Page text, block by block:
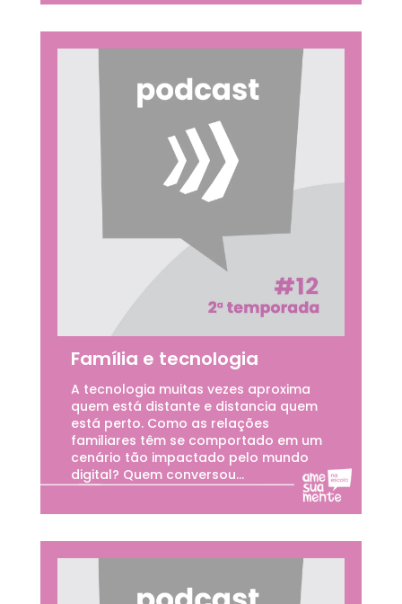
Família e tecnologia
A tecnologia muitas vezes aproxima
quem está distante e distancia quem
está perto. Como as relações
familiares têm se comportado em um
cenário tão impactado pelo mundo
digital? Quem conversou...